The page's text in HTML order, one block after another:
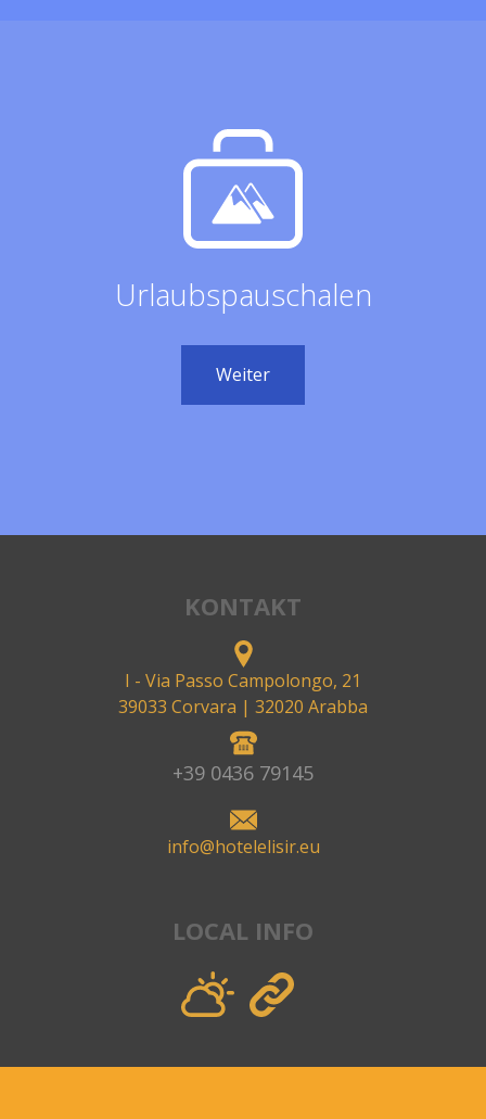
Urlaubspauschalen
Weiter
KONTAKT
I - Via Passo Campolongo, 21
39033 Corvara | 32020 Arabba
+39 0436 79145
info@hotelelisir.eu
LOCAL INFO